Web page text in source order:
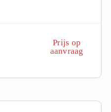
Prijs op
aanvraag